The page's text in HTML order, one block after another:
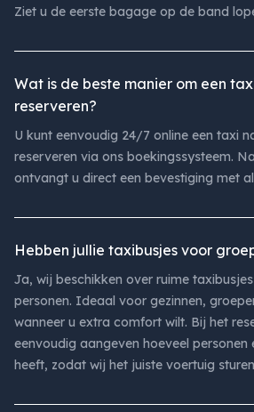
Ziet u de eerste bagage op de band
Wat is de beste manier om een
reserveren?
U kunt eenvoudig 24/7 online een taxi
reserveren via ons boekingssysteem.
ontvangt u direct een bevestiging met
Hebben jullie taxibusjes voor
Ja, wij beschikken over ruime
personen. Ideaal voor gezinnen,
wanneer u extra comfort wilt. Bij het
eenvoudig aangeven hoeveel personen
heeft, zodat wij het juiste voertuig sturen